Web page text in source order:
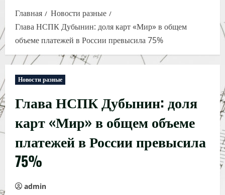
Главная
Новости разные
Глава НСПК Дубынин: доля карт «Мир» в общем
объеме платежей в России превысила 75%
Новости разные
Глава НСПК Дубынин: доля
карт «Мир» в общем объеме
платежей в России превысила
75%
admin